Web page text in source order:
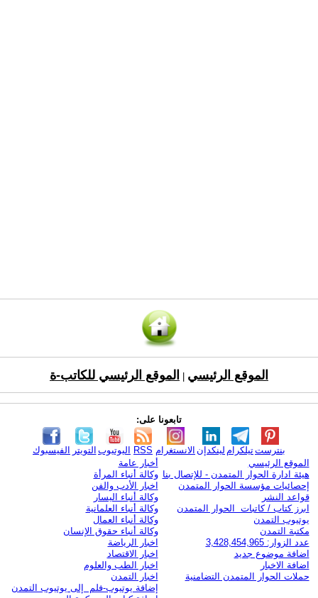
الموقع الرئيسي الموقع الرئيسي للكاتب-ة
تابعونا على:
الفيسبوك التويتر اليوتيوب RSS الانستغرام لينكدإن تيلكرامبنترست
الموقع الرئيسي
هيئة ادارة الحوار المتمدن - للإتصال بنا
إحصائيات مؤسسة الحوار المتمدن
قواعد النشر
ابرز كتاب / كاتبات الحوار المتمدن
يوتيوب التمدن
مكتبة التمدن
عدد الزوار: 3,428,454,965
اضافة موضوع جديد
اضافة الاخبار
حملات الحوار المتمدن التضامنية
أخبار عامة
وكالة أنباء المرأة
اخبار الأدب والفن
وكالة أنباء اليسار
وكالة أنباء العلمانية
وكالة أنباء العمال
وكالة أنباء حقوق الإنسان
اخبار الرياضة
اخبار الاقتصاد
اخبار الطب والعلوم
اخبار التمدن
إضافة يوتيوب-فلم إلى يوتيوب التمدن